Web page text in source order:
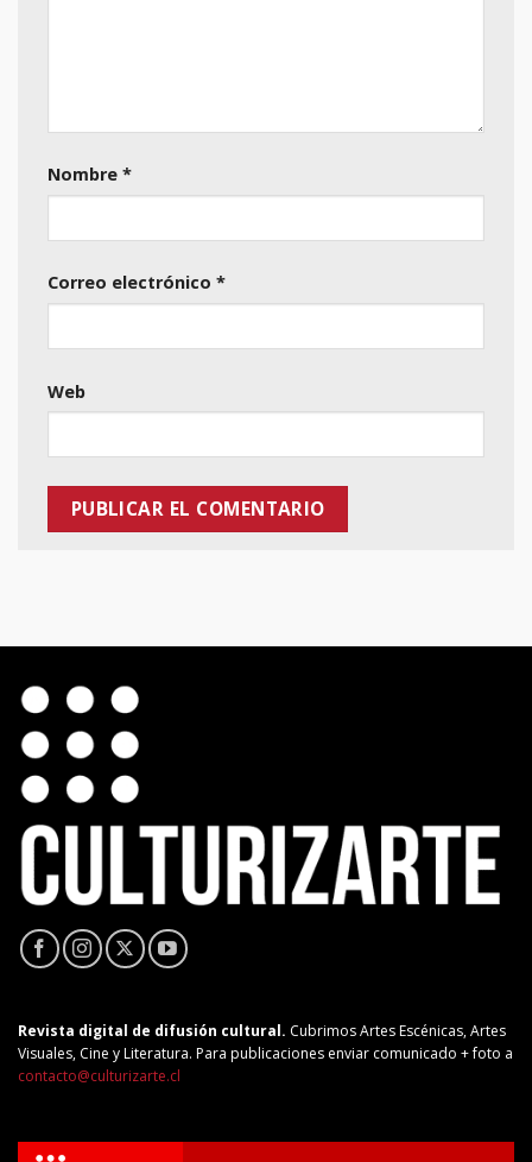
Nombre *
Correo electrónico *
Web
Revista digital de difusión cultural. Cubrimos Artes Escénicas, Artes
Visuales, Cine y Literatura. Para publicaciones enviar comunicado + foto a
contacto@culturizarte.cl